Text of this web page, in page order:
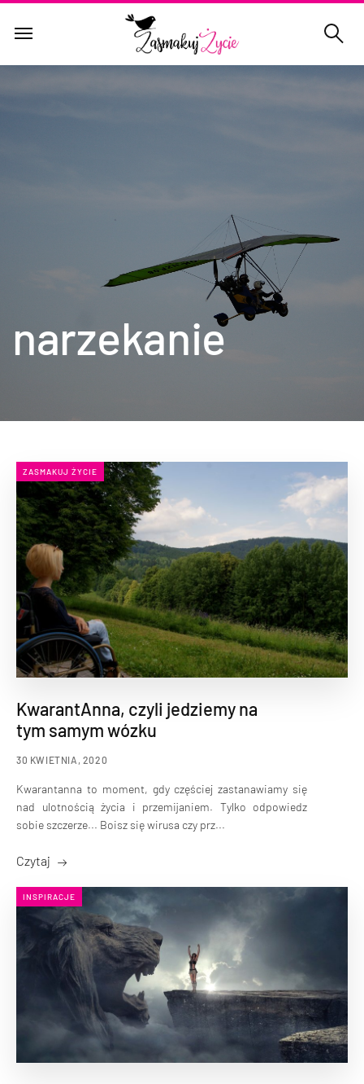
narzekanie
ZASMAKUJ ŻYCIE
KwarantAnna, czyli jedziemy na
tym samym wózku
30 KWIETNIA, 2020
Kwarantanna to moment, gdy częściej zastanawiamy się
nad ulotnością życia i przemijaniem. Tylko odpowiedz
sobie szczerze... Boisz się wirusa czy prz...
Czytaj
INSPIRACJE